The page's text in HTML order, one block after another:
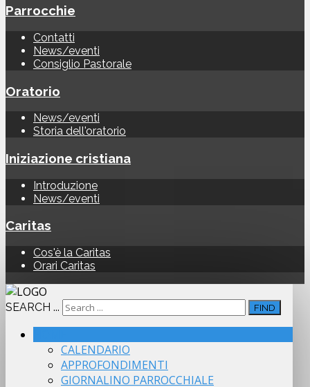
Parrocchie
Contatti
News/eventi
Consiglio Pastorale
Oratorio
News/eventi
Storia dell'oratorio
Iniziazione cristiana
Introduzione
News/eventi
Caritas
Cos'è la Caritas
Orari Caritas
SEARCH ... FIND
CALENDARIO
APPROFONDIMENTI
GIORNALINO PARROCCHIALE